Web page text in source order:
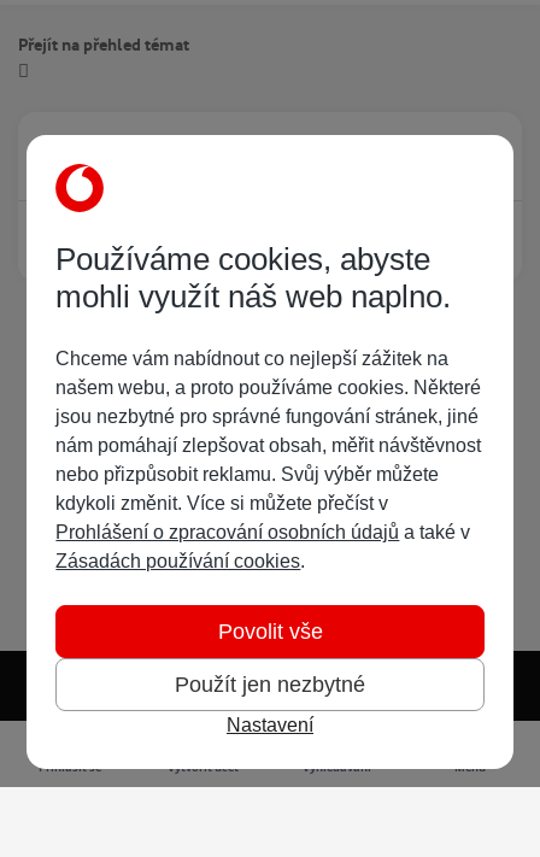
Přejít na přehled témat
Žádný registrovaný uživatel si neprohlíží tuto stránku
Světlý režim Předvolba systému
Přihlásit se Vytvořit účet Vyhledávání Menu
Používáme cookies, abyste
mohli využít náš web naplno.
Chceme vám nabídnout co nejlepší zážitek na
našem webu, a proto používáme cookies. Některé
jsou nezbytné pro správné fungování stránek, jiné
nám pomáhají zlepšovat obsah, měřit návštěvnost
nebo přizpůsobit reklamu. Svůj výběr můžete
kdykoli změnit. Více si můžete přečíst v
Prohlášení o zpracování osobních údajů a také v
Zásadách používání cookies.
Použít jen nezbytné
Povolit vše
Nastavení